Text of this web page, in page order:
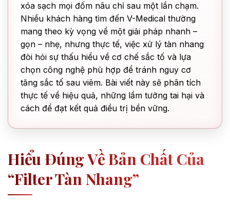
xóa sạch mọi đốm nâu chỉ sau một lần chạm.
Nhiều khách hàng tìm đến V-Medical thường
mang theo kỳ vọng về một giải pháp nhanh –
gọn – nhẹ, nhưng thực tế, việc xử lý tàn nhang
đòi hỏi sự thấu hiểu về cơ chế sắc tố và lựa
chọn công nghệ phù hợp để tránh nguy cơ
tăng sắc tố sau viêm. Bài viết này sẽ phân tích
thực tế về hiệu quả, những lầm tưởng tai hại và
cách để đạt kết quả điều trị bền vững.
Hiểu Đúng Về Bản Chất Của
“Filter Tàn Nhang”